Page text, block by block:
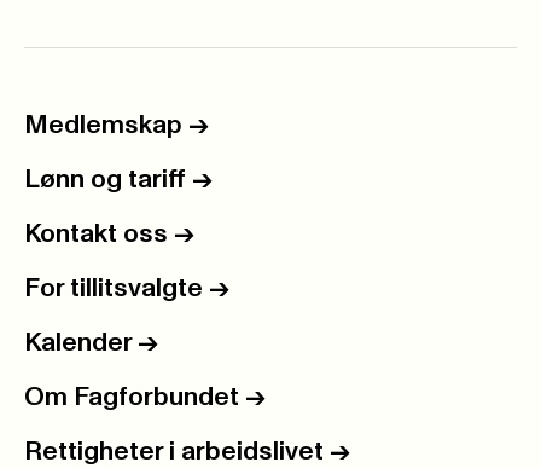
Medlemskap ->
Lønn og tariff ->
Kontakt oss ->
For tillitsvalgte ->
Kalender ->
Om Fagforbundet ->
Rettigheter i arbeidslivet ->